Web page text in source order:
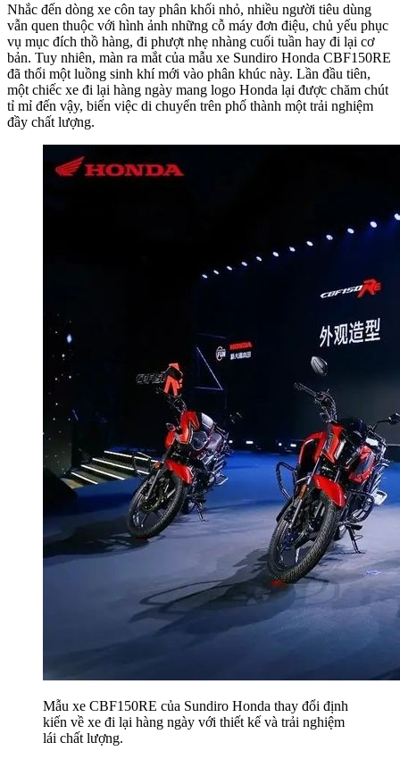
Nhắc đến dòng xe côn tay phân khối nhỏ, nhiều người tiêu dùng
vẫn quen thuộc với hình ảnh những cỗ máy đơn điệu, chủ yếu phục
vụ mục đích thồ hàng, đi phượt nhẹ nhàng cuối tuần hay đi lại cơ
bản. Tuy nhiên, màn ra mắt của mẫu xe Sundiro Honda CBF150RE
đã thổi một luồng sinh khí mới vào phân khúc này. Lần đầu tiên,
một chiếc xe đi lại hàng ngày mang logo Honda lại được chăm chút
tỉ mỉ đến vậy, biến việc di chuyển trên phố thành một trải nghiệm
đầy chất lượng.
Mẫu xe CBF150RE của Sundiro Honda thay đổi định
kiến về xe đi lại hàng ngày với thiết kế và trải nghiệm
lái chất lượng.